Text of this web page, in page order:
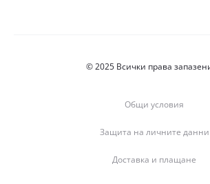
© 2025 Всички права
Общи условия
Защита на личните данни
Доставка и плащане